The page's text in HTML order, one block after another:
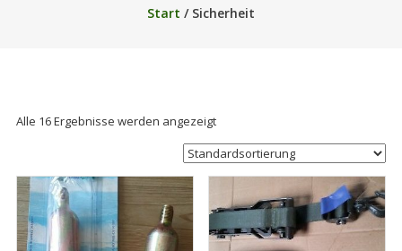
Start / Sicherheit
Alle 16 Ergebnisse werden angezeigt